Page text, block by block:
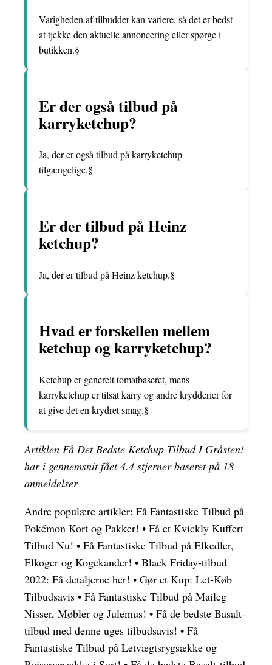
Varigheden af tilbuddet kan variere, så det er bedst
at tjekke den aktuelle annoncering eller spørge i
butikken.§
Er der også tilbud på
karryketchup?
Ja, der er også tilbud på karryketchup
tilgængelige.§
Er der tilbud på Heinz
ketchup?
Ja, der er tilbud på Heinz ketchup.§
Hvad er forskellen mellem
ketchup og karryketchup?
Ketchup er generelt tomatbaseret, mens
karryketchup er tilsat karry og andre krydderier for
at give det en krydret smag.§
Artiklen Få Det Bedste Ketchup Tilbud I Gråsten!
har i gennemsnit fået4.4 stjerner baseret på 18
anmeldelser
Andre populære artikler: Få Fantastiske Tilbud på
Pokémon Kort og Pakker! • Få et Kvickly Kuffert
Tilbud Nu! • Få Fantastiske Tilbud på Elkedler,
Elkoger og Kogekander! • Black Friday-tilbud
2022: Få detaljerne her! • Gør et Kup: Let-Køb
Tilbudsavis • Få Fantastiske Tilbud på Maileg
Nisser, Møbler og Julemus! • Få de bedste Basalt-
tilbud med denne uges tilbudsavis! • Få
Fantastiske Tilbud på Letvægtsrygsække og